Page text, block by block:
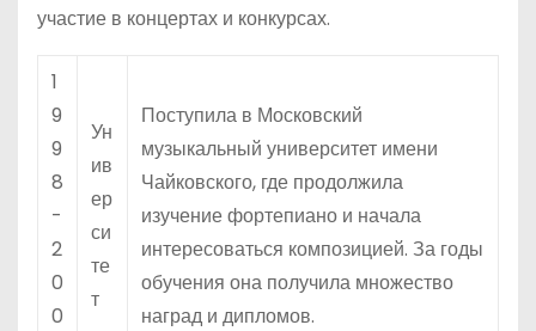
участие в концертах и конкурсах.
1
9
9
8
-
2
0
0
Ун
ив
ер
си
те
т
Поступила в Московский
музыкальный университет имени
Чайковского, где продолжила
изучение фортепиано и начала
интересоваться композицией. За годы
обучения она получила множество
наград и дипломов.